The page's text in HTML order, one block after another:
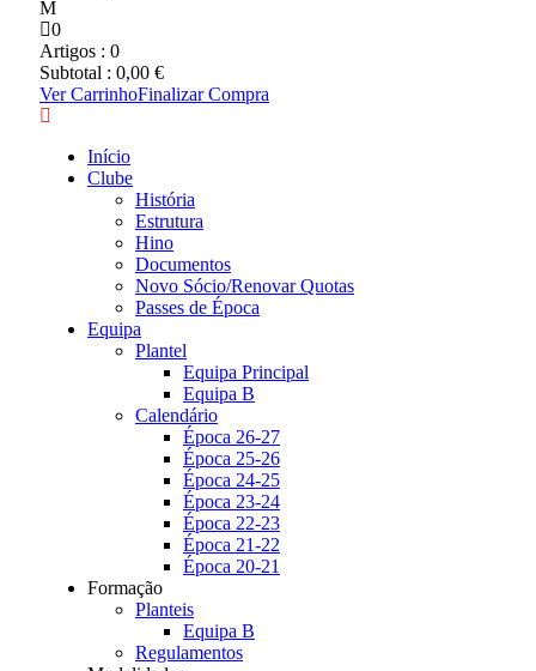
0
Artigos : 0
Subtotal : 0,00 €
Ver CarrinhoFinalizar Compra
Início
Clube
História
Estrutura
Hino
Documentos
Novo Sócio/Renovar Quotas
Passes de Época
Equipa
Plantel
Equipa Principal
Equipa B
Calendário
Época 26-27
Época 25-26
Época 24-25
Época 23-24
Época 22-23
Época 21-22
Época 20-21
Formação
Planteis
Equipa B
Regulamentos